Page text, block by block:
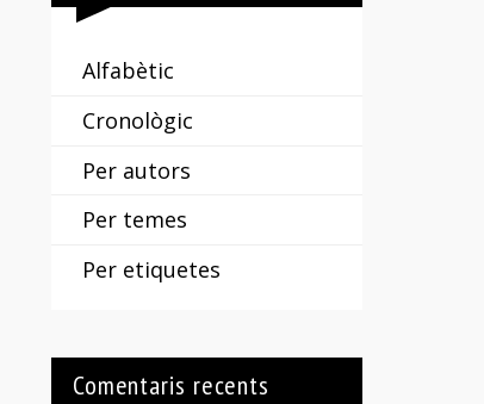
Alfabètic
Cronològic
Per autors
Per temes
Per etiquetes
Comentaris recents